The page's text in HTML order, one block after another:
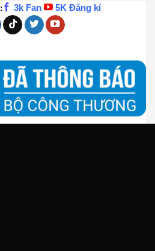
: 3k Fan 5K Đăng kí